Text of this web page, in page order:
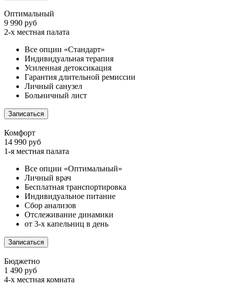
Оптимальный
9 990 руб
2-х местная палата
Все опции «Стандарт»
Индивидуальная терапия
Усиленная детоксикация
Гарантия длительной ремиссии
Личный санузел
Больничный лист
Записаться
Комфорт
14 990 руб
1-я местная палата
Все опции «Оптимальный»
Личный врач
Бесплатная транспортировка
Индивидуальное питание
Сбор анализов
Отслеживание динамики
от 3-х капельниц в день
Записаться
Бюджетно
1 490 руб
4-х местная комната